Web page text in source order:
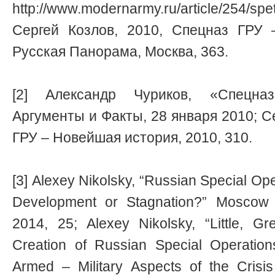
http://www.modernarmy.ru/article/254/
Сергей Козлов, 2010, Спецназ ГРУ
Русская Панорама, Москва, 363.
[2] Александр Чуриков,
Аргументы и Факты, 28 января 2010;
ГРУ – Новейшая история, 2010, 310.
[3] Alexey Nikolsky, “Russian Special
Development or Stagnation?”
2014, 25; Alexey Nikolsky, “Little,
Creation of Russian Special
Armed – Military Aspects of the